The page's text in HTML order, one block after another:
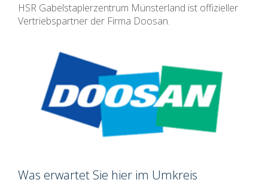
HSR Gabelstaplerzentrum Münsterland ist offizieller
Vertriebspartner der Firma Doosan.
Was erwartet Sie hier im Umkreis